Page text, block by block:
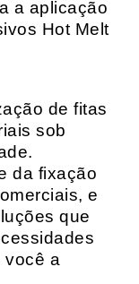
a aplicação
Hot Melt
de fitas
sob
da fixação
e
que
você a